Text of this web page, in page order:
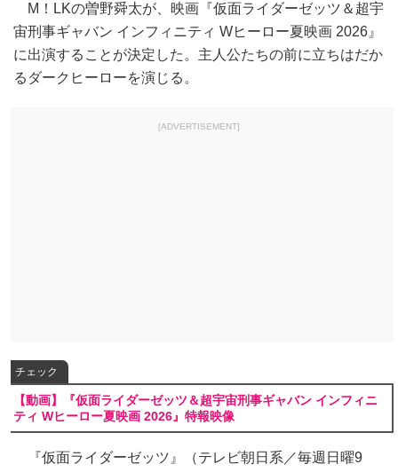
M！LKの曽野舜太が、映画『仮面ライダーゼッツ＆超宇
宙刑事ギャバン インフィニティ Wヒーロー夏映画 2026』
に出演することが決定した。主人公たちの前に立ちはだか
るダークヒーローを演じる。
[ADVERTISEMENT]
チェック
【動画】『仮面ライダーゼッツ＆超宇宙刑事ギャバン インフィニ
ティ Wヒーロー夏映画 2026』特報映像
『仮面ライダーゼッツ』（テレビ朝日系／毎週日曜9